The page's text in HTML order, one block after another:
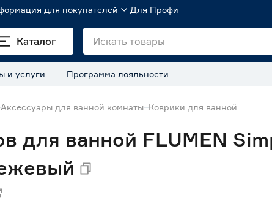
для покупателей Для Профи
Каталог
и услуги Программа лояльности
Аксессуары для ванной комнаты Коврики для ванной
для ванной FLUMEN